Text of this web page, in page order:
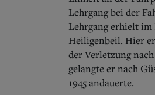
Lehrgang bei der
Lehrgang erhielt im
Heiligenbeil. Hier
der Verletzung
gelangte er nach
1945 andauerte.